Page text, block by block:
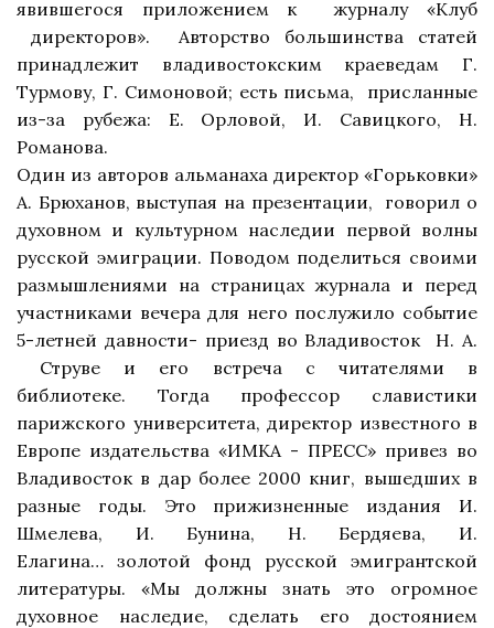
явившегося приложением к
журналу «Клуб
директоров».
Авторство большинства статей
принадлежит владивостокским краеведам Г.
Турмову, Г. Симоновой; есть письма,
присланные
из-за рубежа: Е. Орловой, И. Савицкого, Н.
Романова.
Один из авторов альманаха директор «Горьковки»
А. Брюханов, выступая на презентации,
говорил о
духовном и культурном наследии первой волны
русской эмиграции. Поводом поделиться своими
размышлениями на страницах журнала и перед
участниками вечера для него послужило событие
5-летней давности- приезд во Владивосток
Н. А.
Струве и его встреча с читателями в
библиотеке.
Тогда профессор славистики
парижского университета, директор известного в
Европе издательства «ИМКА - ПРЕСС» привез во
Владивосток в дар более 2000 книг, вышедших в
разные годы. Это прижизненные издания И.
Шмелева, И. Бунина, Н. Бердяева, И.
Елагина… золотой фонд русской эмигрантской
литературы. «Мы должны знать это огромное
духовное наследие, сделать его достоянием